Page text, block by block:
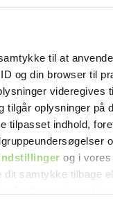
til at
og din browser til
videregives
tilgår oplysninger på
tilpasset indhold,
og i vores
dit samtykke tilbage